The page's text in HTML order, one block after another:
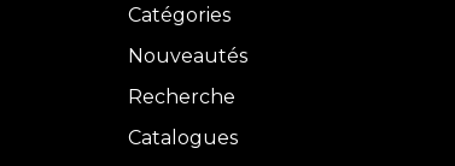
Catégories
Nouveautés
Recherche
Catalogues